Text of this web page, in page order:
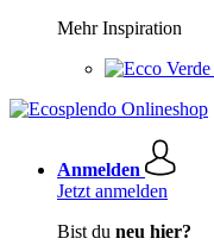
Mehr Inspiration
Anmelden
Jetzt anmelden
Bist du neu hier?